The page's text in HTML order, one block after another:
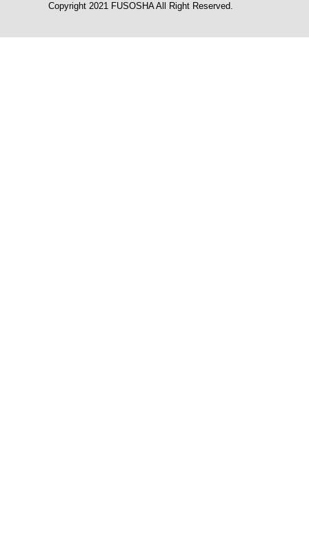
Copyright 2021 FUSOSHA All Right Reserved.